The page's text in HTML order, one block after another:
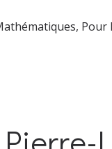
, Pour